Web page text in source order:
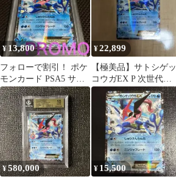
¥ 13,800
フォローで割引！ ポケ
モンカード PSA5 サト
シゲッコウガＥＸ
PROMO
¥22,899
【極美品】サトシゲッ
コウガEX P 次世代
WHF’16 Winter
¥580,000 ¥ 15,500